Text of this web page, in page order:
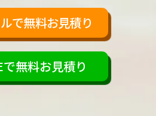
で無料お見積り
で無料お見積り